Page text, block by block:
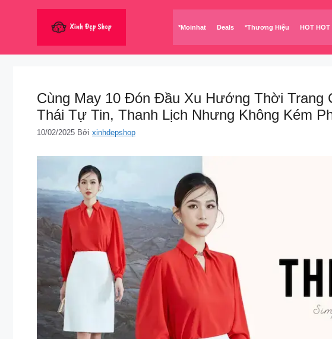
*Moinhat Deals *Thương Hiệu HOT HOT
Cùng May 10 Đón Đầu Xu Hướng Thời Trang
Thái Tự Tin, Thanh Lịch Nhưng Không Kém
10/02/2025 Bởi xinhdepshop